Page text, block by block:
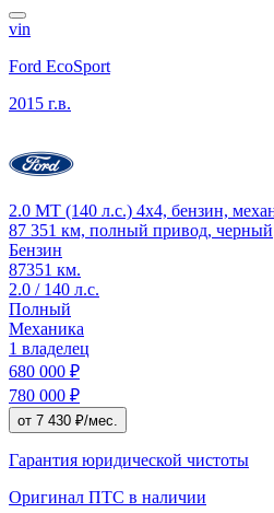
vin
Ford EcoSport
2015 г.в.
2.0 MT (140 л.с.) 4x4, бензин,
87 351 км, полный привод, черный
Бензин
87351 км.
2.0 / 140 л.с.
Полный
Механика
1 владелец
680 000 ₽
780 000 ₽
от 7 430 ₽/мес.
Гарантия юридической чистоты
Оригинал ПТС в наличии